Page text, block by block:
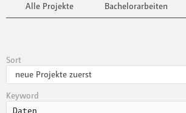
Alle Projekte Bachelorarbeiten
Sort
Keyword